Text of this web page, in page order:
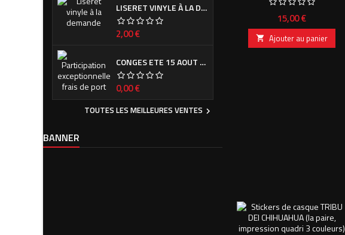
LISERET VINYLE À LA DEMANDE
Prix
2,00 €
CONGES ETE 15 AOUT - 7 SEPTEMBRE
Prix
0,00 €
TOUTES LES MEILLEURES VENTES 
BANNER
Prix
15,00 €
 Ajouter au panier